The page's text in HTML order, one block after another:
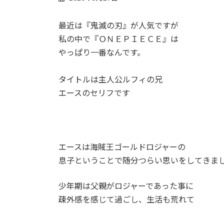
最近は『鬼滅の刃』が人気ですが
私の中で『ＯＮＥＰＩＥＣＥ』は
やっぱり一番なんです。
タイトルは主人公ルフィの兄
エースのセリフです
エースは海賊王ゴールドロジャーの
息子ということで随分つらい思いをしてきま
少年期は父親がロジャーであった事に
疎外感を感じて過ごし、生活も荒れて